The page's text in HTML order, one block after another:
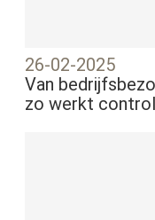
26-02-2025
Van
zo werkt